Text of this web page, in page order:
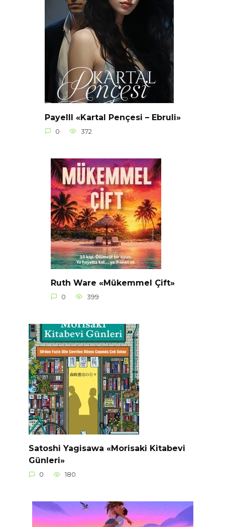
Payelll «Kartal Pençesi – Ebruli»
0 372
Ruth Ware «Mükemmel Çift»
0 399
Satoshi Yagisawa «Morisaki Kitabevi
Günleri»
0 180